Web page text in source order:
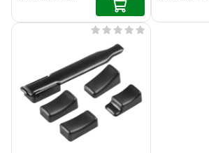
    